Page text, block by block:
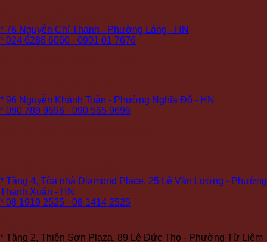
* 76 Nguyễn Chí Thanh - Phường Láng - HN
* 024 6288 6060 - 0901 01 7676
* 96 Nguyễn Khánh Toàn - Phường Nghĩa Đô - HN
* 090 789 9696 - 090 565 9696
* Tầng 4, Tòa nhà Diamond Place, 25 Lê Văn Lương - Phường
Thanh Xuân - HN
* 08 1919 2525 - 08 1414 2525
* Tầng 2, Thiên Sơn Plaza, 89 Lê Đức Thọ - Phường Từ Liêm